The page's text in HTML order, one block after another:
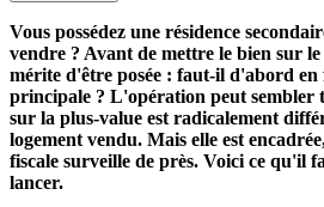
Vous possédez une résidence
vendre ? Avant de mettre le bien sur
mérite d'être posée : faut-il d'abord en
principale ? L'opération peut sembler
sur la plus-value est radicalement
logement vendu. Mais elle est
fiscale surveille de près. Voici ce qu'il
lancer.